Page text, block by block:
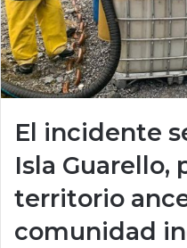
El incidente
Isla Guarello,
territorio
comunidad